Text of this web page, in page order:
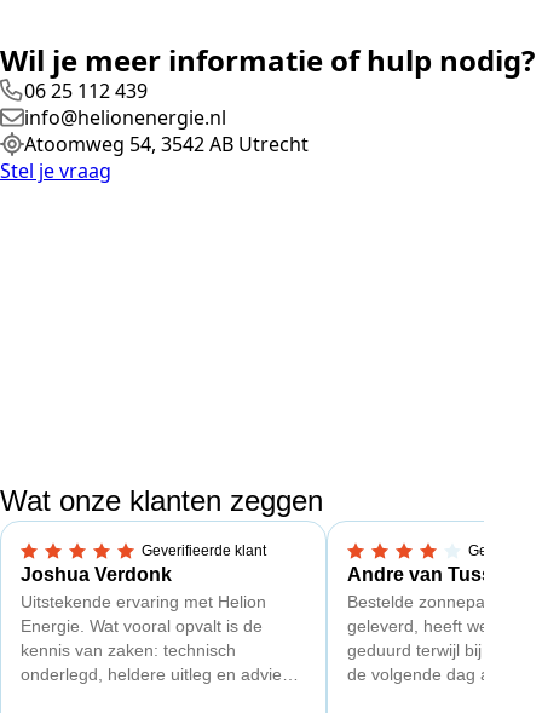
Wil je meer informatie of hulp nodig?
06 25 112 439
info@helionenergie.nl
Atoomweg 54, 3542 AB Utrecht
Stel je vraag
Wat onze klanten zeggen
Geverifieerde klant
5,0 van 5 sterren
Joshua Verdonk
Uitstekende ervaring met Helion
Energie. Wat vooral opvalt is de
kennis van zaken: technisch
onderlegd, heldere uitleg en advies
4 van 5 sterren
Andre van
Bestelde zonnepanelen
geleverd, heeft wel een
geduurd terwijl bij een
de volgende dag al